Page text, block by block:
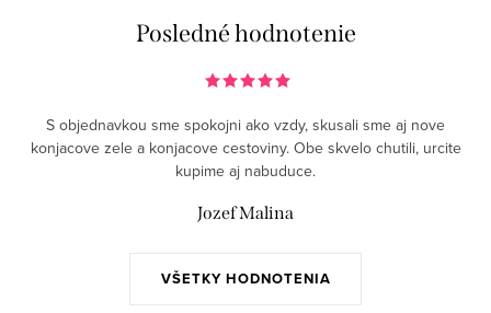
Posledné hodnotenie
VŠETKY HODNOTENIA
S objednavkou sme spokojni ako vzdy, skusali sme aj nove
konjacove zele a konjacove cestoviny. Obe skvelo chutili, urcite
kupime aj nabuduce.
Jozef Malina